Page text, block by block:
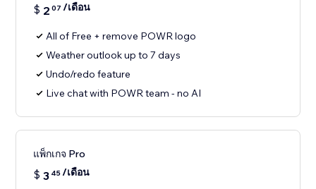
$ 2 07 /เดือน
All of Free + remove POWR logo
Weather outlook up to 7 days
Undo/redo feature
Live chat with POWR team - no AI
แพ็กเกจ Pro
$ 3 45/เดือน